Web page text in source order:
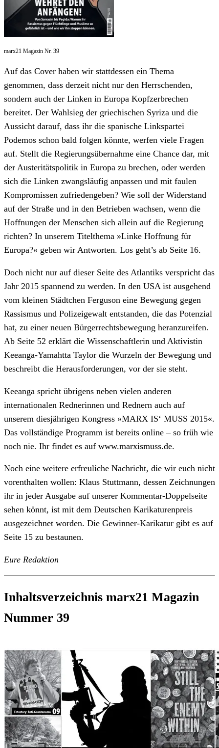
marx21 Magazin Nr. 39
Auf das Cover haben wir stattdessen ein Thema
genommen, dass derzeit nicht nur den Herrschenden,
sondern auch der Linken in Europa Kopfzerbrechen
bereitet. Der Wahlsieg der griechischen Syriza und die
Aussicht darauf, dass ihr die spanische Linkspartei
Podemos schon bald folgen könnte, werfen viele Fragen
auf. Stellt die Regierungsübernahme eine Chance dar, mit
der Austeritätspolitik in Europa zu brechen, oder werden
sich die Linken zwangsläufig anpassen und mit faulen
Kompromissen zufriedengeben? Wie soll der Widerstand
auf der Straße und in den Betrieben wachsen, wenn die
Hoffnungen der Menschen sich allein auf die Regierung
richten? In unserem Titelthema »Linke Hoffnung für
Europa?« geben wir Antworten. Los geht’s ab Seite 16.
Doch nicht nur auf dieser Seite des Atlantiks verspricht das
Jahr 2015 spannend zu werden. In den USA ist ausgehend
vom kleinen Städtchen Ferguson eine Bewegung gegen
Rassismus und Polizeigewalt entstanden, die das Potenzial
hat, zu einer neuen Bürgerrechtsbewegung heranzureifen.
Ab Seite 52 erklärt die Wissenschaftlerin und Aktivistin
Keeanga-Yamahtta Taylor die Wurzeln der Bewegung und
beschreibt die Herausforderungen, vor der sie steht.
Keeanga spricht übrigens neben vielen anderen
internationalen Rednerinnen und Rednern auch auf
unserem diesjährigen Kongress »MARX IS‘ MUSS 2015«.
Das vollständige Programm ist bereits online – so früh wie
noch nie. Ihr findet es auf www.marxismuss.de.
Noch eine weitere erfreuliche Nachricht, die wir euch nicht
vorenthalten wollen: Klaus Stuttmann, dessen Zeichnungen
ihr in jeder Ausgabe auf unserer Kommentar-Doppelseite
sehen könnt, ist mit dem Deutschen Karikaturenpreis
ausgezeichnet worden. Die Gewinner-Karikatur gibt es auf
Seite 15 zu bestaunen.
Eure Redaktion
Inhaltsverzeichnis marx21 Magazin
Nummer 39